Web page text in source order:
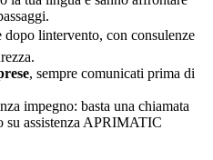
dopo lintervento, con consulenze
, sempre comunicati prima di
impegno: basta una chiamata
su assistenza APRIMATIC